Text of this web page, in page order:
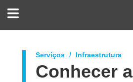
DO
Serviços Infraestrutura
Conhecer a